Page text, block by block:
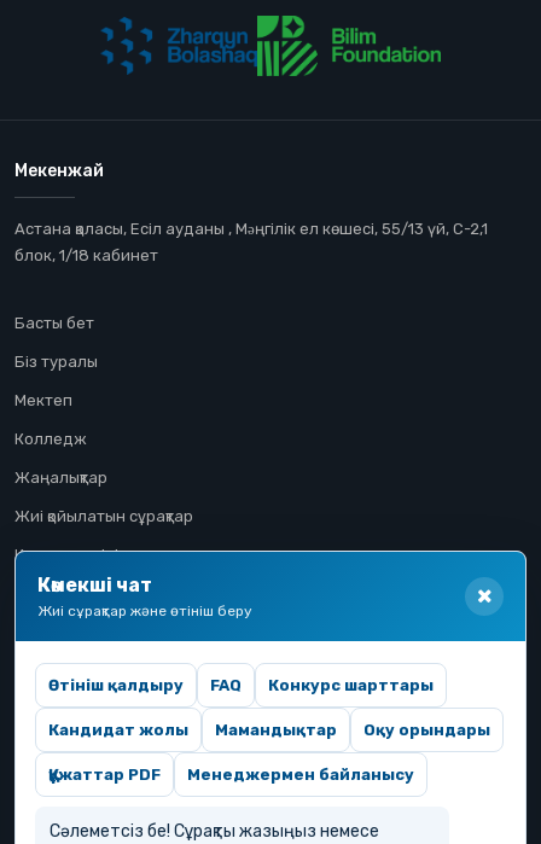
Мекенжай
Астана қаласы, Есіл ауданы , Мəңгілік ел көшесі, 55/13 үй, С-2,1
блок, 1/18 кабинет
Басты бет
Біз туралы
Мектеп
Колледж
Жаңалықтар
Жиі қойылатын сұрақтар
Конкурстық іріктеу
Үміткер жолы
Көмекші чат
Жиі сұрақтар және өтініш беру
Өтініш қалдыру FAQ Конкурс шарттары
Кандидат жолы Мамандықтар Оқу орындары
Құжаттар PDF Менеджермен байланысу
Сәлеметсіз бе! Сұрақты жазыңыз немесе